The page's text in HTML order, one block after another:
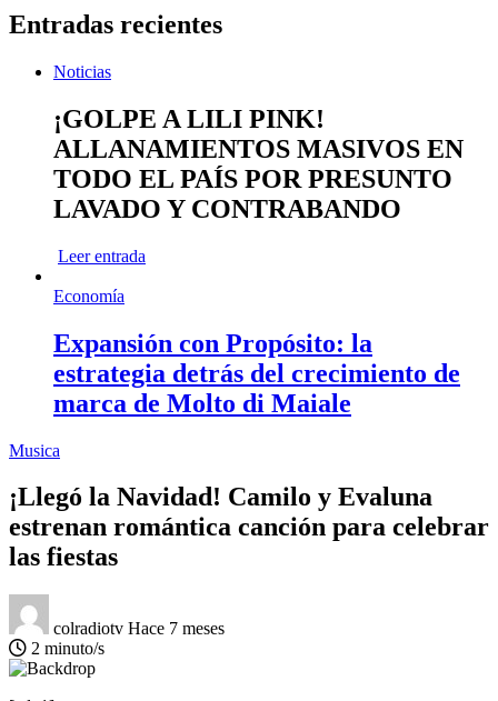
Entradas recientes
Noticias
¡GOLPE A LILI PINK!
ALLANAMIENTOS MASIVOS EN
TODO EL PAÍS POR PRESUNTO
LAVADO Y CONTRABANDO
Leer entrada
Economía
Expansión con Propósito: la
estrategia detrás del crecimiento de
marca de Molto di Maiale
Musica
¡Llegó la Navidad! Camilo y Evaluna
estrenan romántica canción para celebrar
las fiestas
colradiotv Hace 7 meses
2 minuto/s